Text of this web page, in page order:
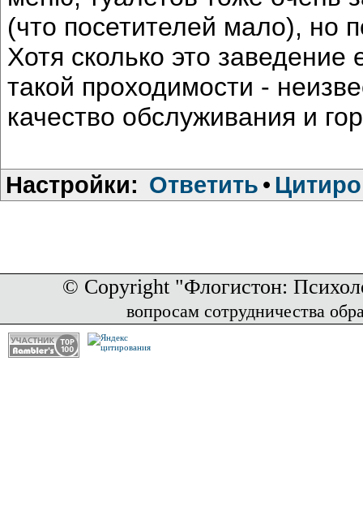
(что посетителей мало),
Хотя сколько это
такой проходимости -
качество обслуживания и
Настройки: Ответить •
© Copyright "Флогистон:
вопросам сотрудничества